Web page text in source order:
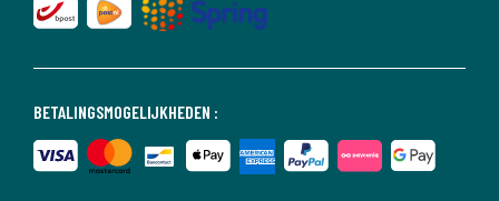
BETALINGSMOGELIJKHEDEN :